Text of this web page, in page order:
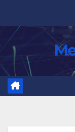
content